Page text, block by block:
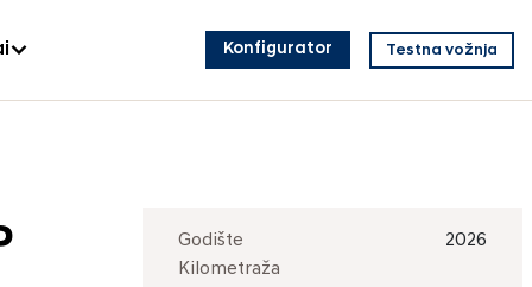
Konfigurator Testna vožnja
Godište
2026
Kilometraža